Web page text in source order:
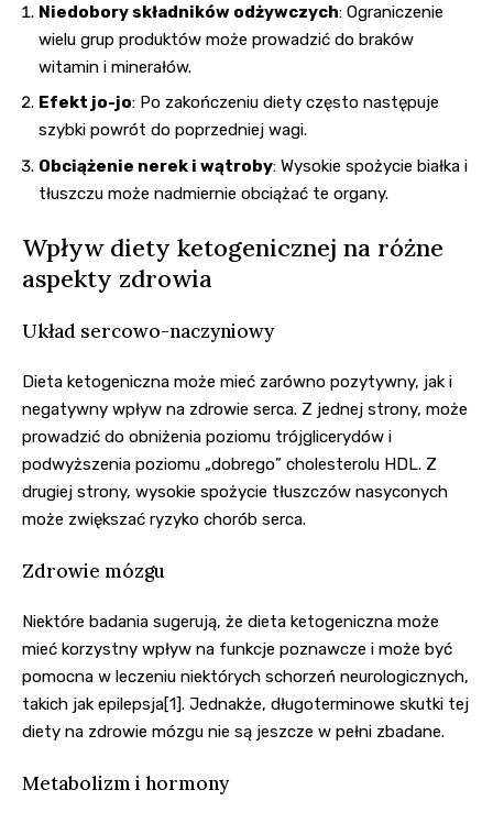
Niedobory składników odżywczych: Ograniczenie
wielu grup produktów może prowadzić do braków
witamin i minerałów.
Efekt jo-jo: Po zakończeniu diety często następuje
szybki powrót do poprzedniej wagi.
Obciążenie nerek i wątroby: Wysokie spożycie białka i
tłuszczu może nadmiernie obciążać te organy.
Wpływ diety ketogenicznej na różne
aspekty zdrowia
Układ sercowo-naczyniowy
Dieta ketogeniczna może mieć zarówno pozytywny, jak i
negatywny wpływ na zdrowie serca. Z jednej strony, może
prowadzić do obniżenia poziomu trójglicerydów i
podwyższenia poziomu „dobrego” cholesterolu HDL. Z
drugiej strony, wysokie spożycie tłuszczów nasyconych
może zwiększać ryzyko chorób serca.
Zdrowie mózgu
Niektóre badania sugerują, że dieta ketogeniczna może
mieć korzystny wpływ na funkcje poznawcze i może być
pomocna w leczeniu niektórych schorzeń neurologicznych,
takich jak epilepsja[1]. Jednakże, długoterminowe skutki tej
diety na zdrowie mózgu nie są jeszcze w pełni zbadane.
Metabolizm i hormony